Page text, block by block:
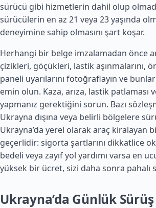
sürücü gibi hizmetlerin dahil olup
sürücülerin en az 21 veya 23 yaşında
deneyimine sahip olmasını şart koşar.
Herhangi bir belge imzalamadan önce
çizikleri, göçükleri, lastik aşınmalarını,
paneli uyarılarını fotoğraflayın ve
emin olun. Kaza, arıza, lastik
yapmanız gerektiğini sorun. Bazı
Ukrayna dışına veya belirli bölgelere
Ukrayna’da yerel olarak araç kiralayan
geçerlidir: sigorta şartlarını dikkatlice
bedeli veya zayıf yol yardımı varsa en
yüksek bir ücret, sizi daha sonra
Ukrayna’da Günlük